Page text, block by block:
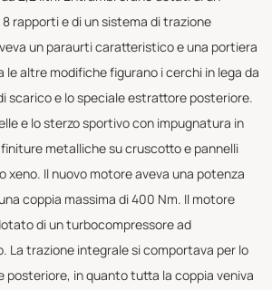
rapporti e di un sistema di trazione
un paraurti caratteristico e una portiera
le altre modifiche figurano i cerchi in lega da
scarico e lo speciale estrattore posteriore.
e lo sterzo sportivo con impugnatura in
metalliche su cruscotto e pannelli
xeno. Il nuovo motore aveva una potenza
coppia massima di 400 Nm. Il motore
di un turbocompressore ad
La trazione integrale si comportava per lo
posteriore, in quanto tutta la coppia veniva